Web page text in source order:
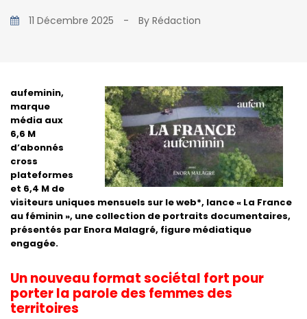
11 Décembre 2025 - By Rédaction
aufeminin,
marque
média aux
6,6 M
d’abonnés
cross
plateformes
et 6,4 M de
visiteurs uniques mensuels sur le web*, lance « La France
au féminin », une collection de portraits documentaires,
présentés par Enora Malagré, figure médiatique
engagée.
Un nouveau format sociétal fort pour
porter la parole des femmes des
territoires